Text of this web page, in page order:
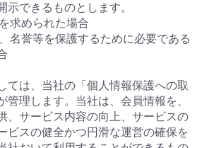
示できるものとします。
求められた場合
名誉等を保護するために必要である
ては、当社の「個人情報保護への取
管理します。当社は、会員情報を、
、サービス内容の向上、サービスの
ビスの健全かつ円滑な運営の確保を